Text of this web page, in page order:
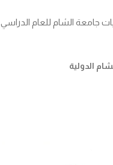
الشام للعام الدراسي 2023-2024
الدولية